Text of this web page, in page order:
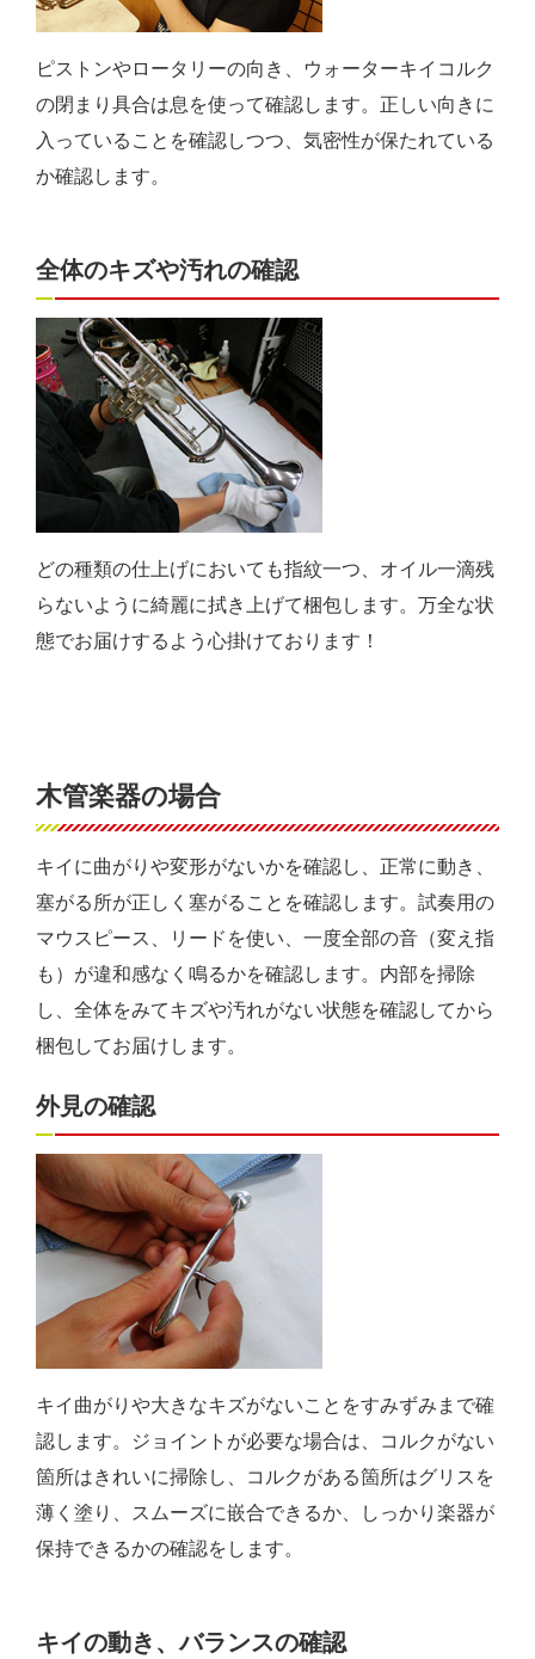
ピストンやロータリーの向き、ウォーターキイコルク
の閉まり具合は息を使って確認します。正しい向きに
入っていることを確認しつつ、気密性が保たれている
か確認します。
全体のキズや汚れの確認
どの種類の仕上げにおいても指紋一つ、オイル一滴残
らないように綺麗に拭き上げて梱包します。万全な状
態でお届けするよう心掛けております！
木管楽器の場合
キイに曲がりや変形がないかを確認し、正常に動き、
塞がる所が正しく塞がることを確認します。試奏用の
マウスピース、リードを使い、一度全部の音（変え指
も）が違和感なく鳴るかを確認します。内部を掃除
し、全体をみてキズや汚れがない状態を確認してから
梱包してお届けします。
外見の確認
キイ曲がりや大きなキズがないことをすみずみまで確
認します。ジョイントが必要な場合は、コルクがない
箇所はきれいに掃除し、コルクがある箇所はグリスを
薄く塗り、スムーズに嵌合できるか、しっかり楽器が
保持できるかの確認をします。
キイの動き、バランスの確認